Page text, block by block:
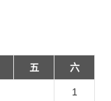
五 六
1